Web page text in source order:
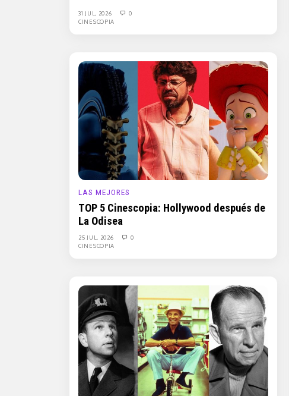
31 JUL, 2026
0
CINESCOPIA
LAS MEJORES
TOP 5 Cinescopia: Hollywood después de
La Odisea
25 JUL, 2026
0
CINESCOPIA